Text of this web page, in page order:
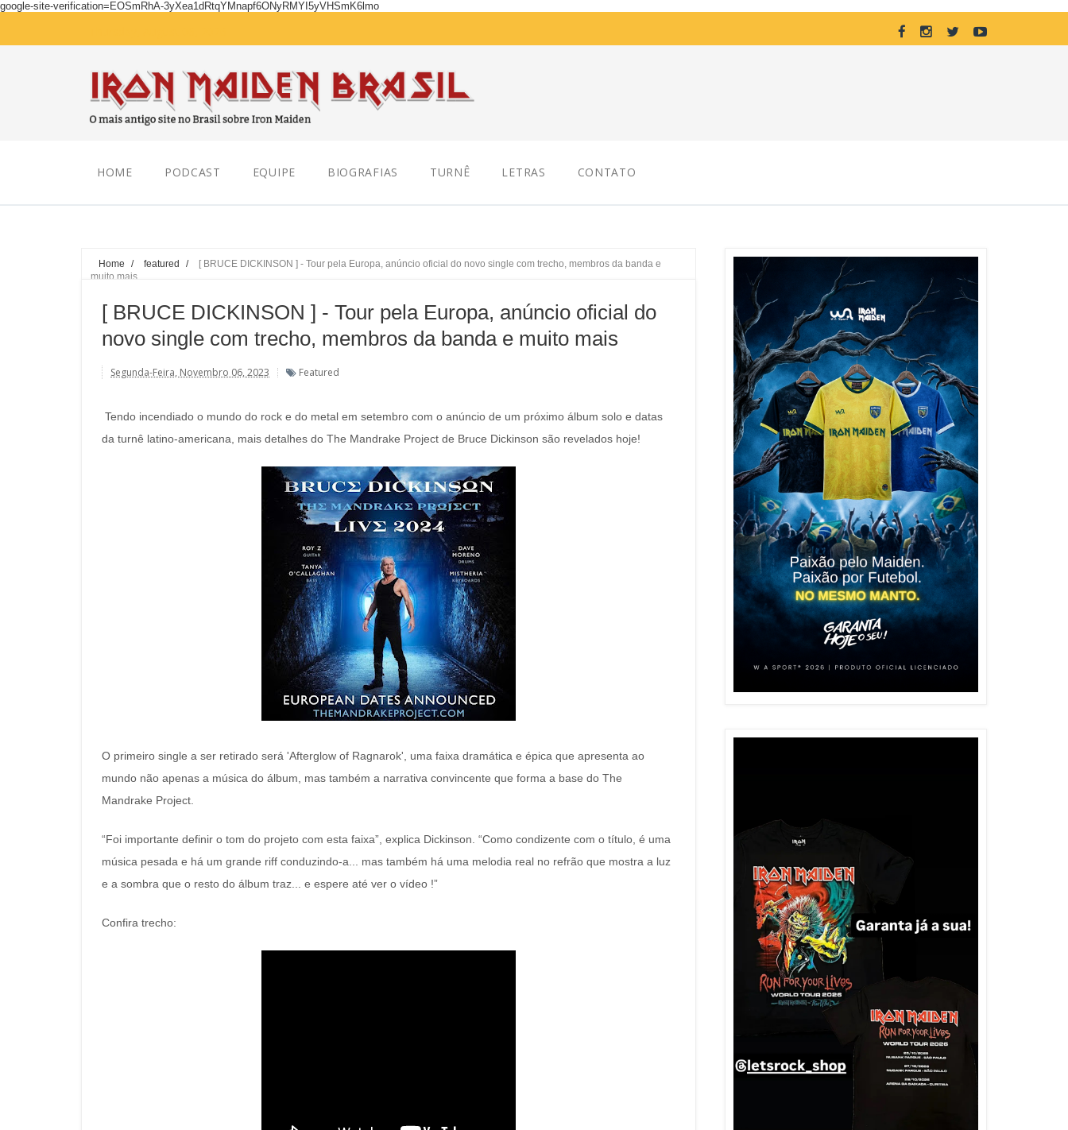
google-site-verification=EOSmRhA-3yXea1dRtqYMnapf6ONyRMYI5yVHSmK6lmo
HOME PODCAST EQUIPE BIOGRAFIAS TURNÊ LETRAS CONTATO
Home / featured /
[ BRUCE DICKINSON ] - Tour pela Europa, anúncio oficial do novo single com trecho, membros da banda e
muito mais
[ BRUCE DICKINSON ] - Tour pela Europa, anúncio oficial do
novo single com trecho, membros da banda e muito mais
Segunda-Feira, Novembro 06, 2023 Featured
Tendo incendiado o mundo do rock e do metal em setembro com o anúncio de um próximo álbum solo e datas
da turnê latino-americana, mais detalhes do The Mandrake Project de Bruce Dickinson são revelados hoje!
O primeiro single a ser retirado será 'Afterglow of Ragnarok', uma faixa dramática e épica que apresenta ao
mundo não apenas a música do álbum, mas também a narrativa convincente que forma a base do The
Mandrake Project.
“Foi importante definir o tom do projeto com esta faixa”, explica Dickinson. “Como condizente com o título, é uma
música pesada e há um grande riff conduzindo-a... mas também há uma melodia real no refrão que mostra a luz
e a sombra que o resto do álbum traz... e espere até ver o vídeo !”
Confira trecho: